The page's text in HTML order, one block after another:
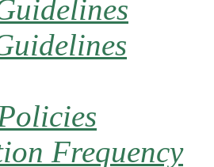
Frequency